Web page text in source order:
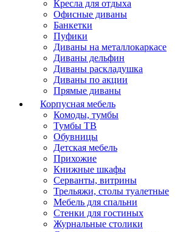
Кресла для отдыха
Офисные диваны
Банкетки
Пуфики
Диваны на металлокаркасе
Диваны дельфин
Диваны раскладушка
Диваны по акции
Прямые диваны
Корпусная мебель
Комоды, тумбы
Тумбы ТВ
Обувницы
Детская мебель
Прихожие
Книжные шкафы
Серванты, витрины
Трельяжи, столы туалетные
Мебель для спальни
Стенки для гостиных
Журнальные столики